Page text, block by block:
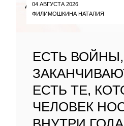
04 АВГУСТА 2026
ФИЛИМОШКИНА НАТАЛИЯ
ЕСТЬ
ЕСТЬ ТЕ,
ЧЕЛОВЕК